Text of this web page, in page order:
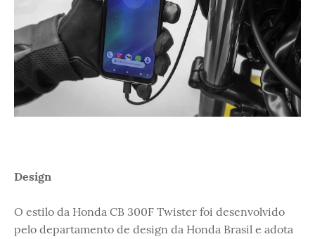
Design
O estilo da Honda CB 300F Twister foi desenvolvido
pelo departamento de design da Honda Brasil e adota